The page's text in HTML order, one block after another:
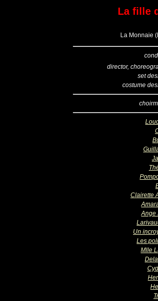
La fille
La Monnaie
director,
set
costume
Clairette
Ange
Un
Les
Mlle